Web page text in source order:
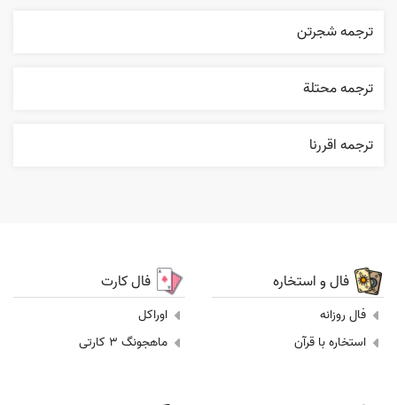
ترجمه شجرتن
ترجمه محتلة
ترجمه اقررنا
فال و استخاره
فال روزانه
استخاره با قرآن
فال کارت
اوراکل
ماهجونگ 3 کارتی